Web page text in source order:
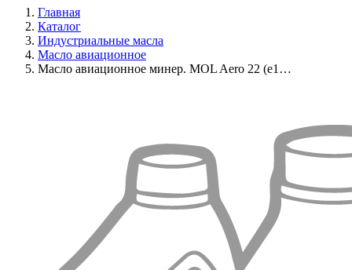
Главная
Каталог
Индустриальные масла
Масло авиационное
Масло авиационное минер. MOL Aero 22 (e1…